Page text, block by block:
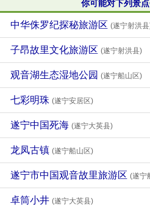
你可能对下列景点
中华侏罗纪探秘旅游区 (遂宁射洪
子昂故里文化旅游区 (遂宁射洪县)
观音湖生态湿地公园 (遂宁船山区)
七彩明珠 (遂宁安居区)
遂宁中国死海 (遂宁大英县)
龙凤古镇 (遂宁船山区)
遂宁市中国观音故里旅游区 (遂宁
卓筒小井 (遂宁大英县)